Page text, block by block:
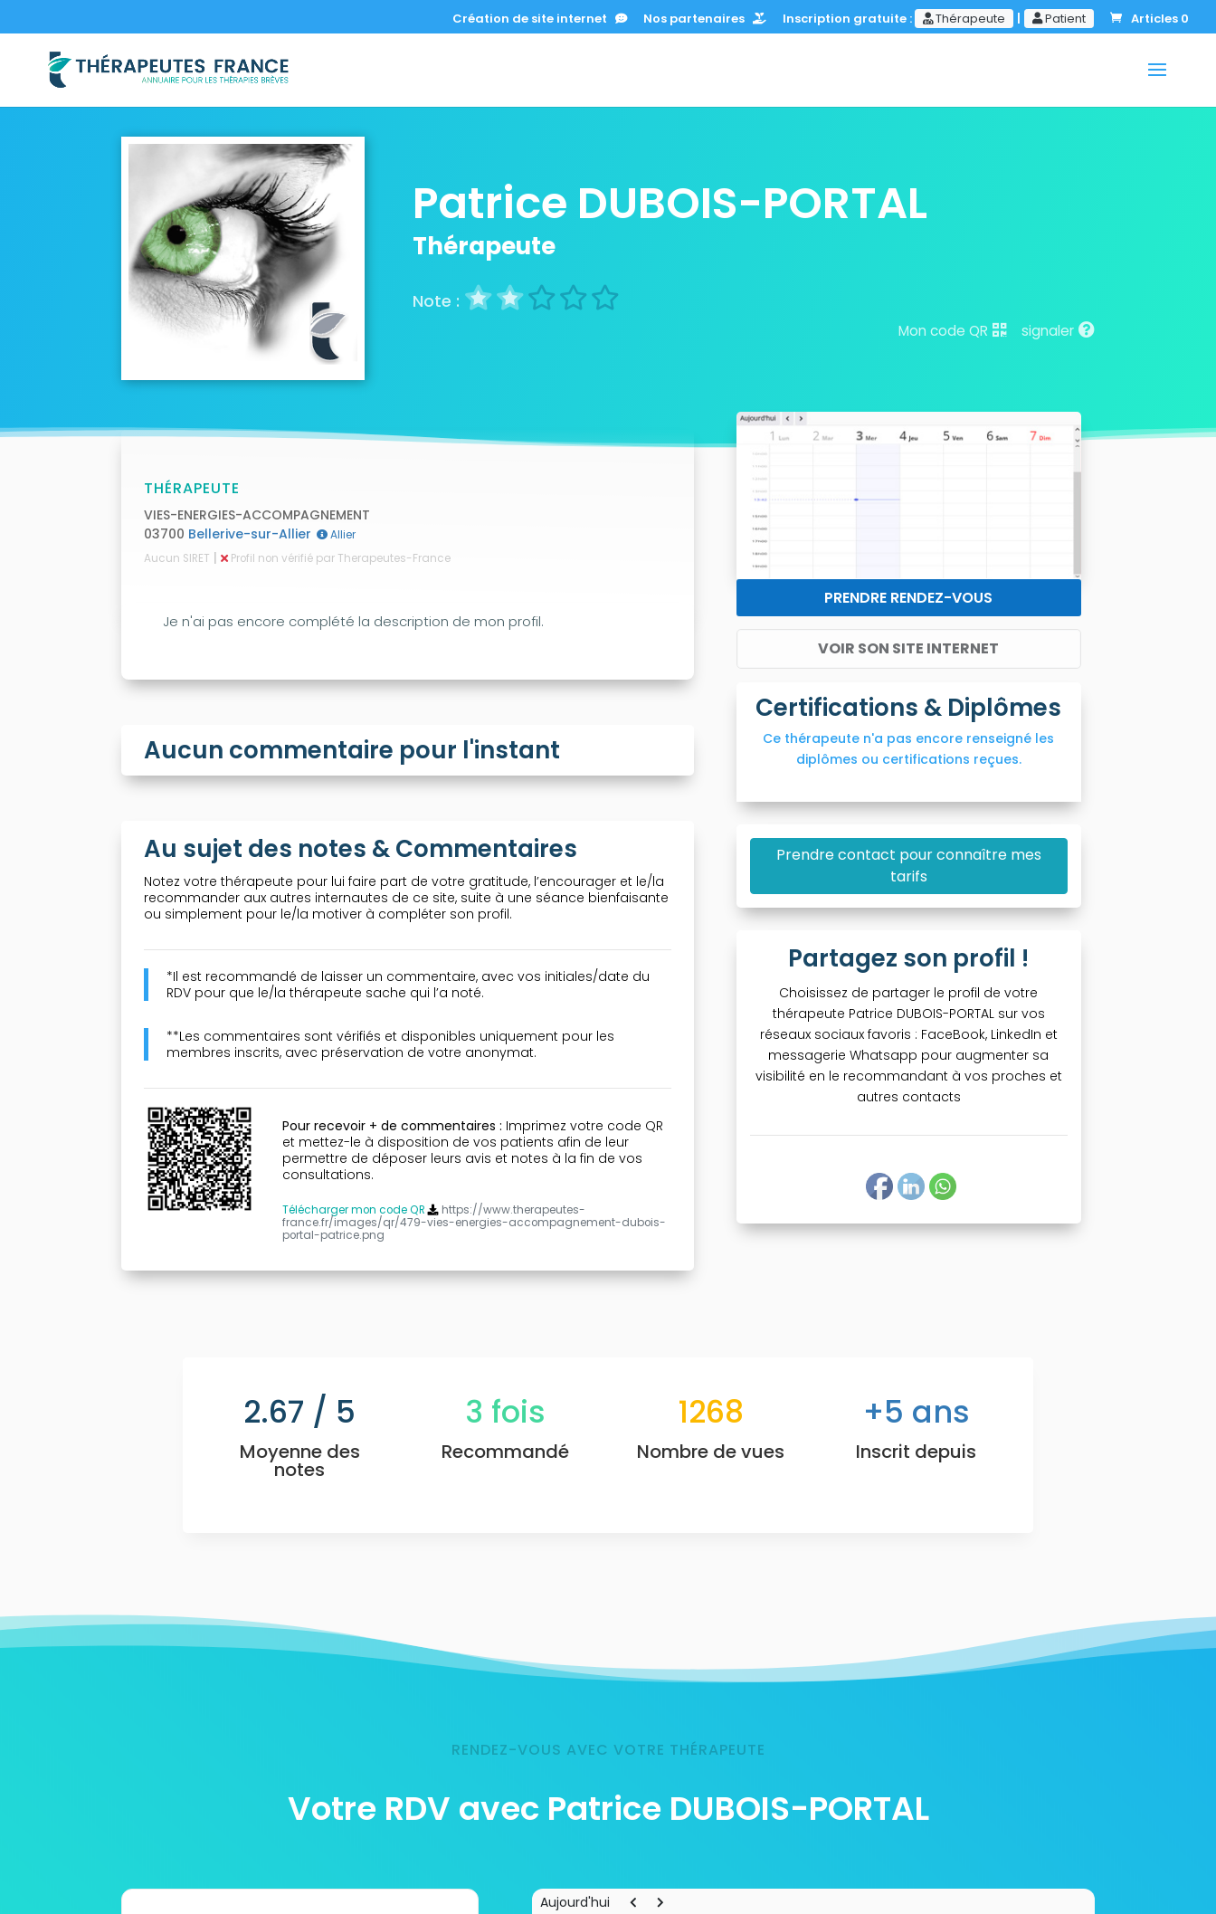
Création de site internet Nos partenaires Inscription gratuite : Thérapeute | Patient Articles 0
Patrice DUBOIS-PORTAL
Thérapeute
signaler
Mon code QR
THÉRAPEUTE
VIES-ENERGIES-ACCOMPAGNEMENT
03700 Bellerive-sur-Allier
Allier
Aucun SIRET | Profil non vérifié par Therapeutes-France
Je n'ai pas encore complété la description de mon profil.
Aucun commentaire pour l'instant
Au sujet des notes & Commentaires
Notez votre thérapeute pour lui faire part de votre gratitude, l’encourager et le/la
recommander aux autres internautes de ce site, suite à une séance bienfaisante
ou simplement pour le/la motiver à compléter son profil.
*Il est recommandé de laisser un commentaire, avec vos initiales/date du
RDV pour que le/la thérapeute sache qui l’a noté.
**Les commentaires sont vérifiés et disponibles uniquement pour les
membres inscrits, avec préservation de votre anonymat.
Pour recevoir + de commentaires : Imprimez votre code QR
et mettez-le à disposition de vos patients afin de leur
permettre de déposer leurs avis et notes à la fin de vos
consultations.
Télécharger mon code QR
https://www.therapeutes-
france.fr/images/qr/479-vies-energies-accompagnement-dubois-
portal-patrice.png
PRENDRE RENDEZ-VOUS
VOIR SON SITE INTERNET
Certifications & Diplômes
Ce thérapeute n'a pas encore renseigné les
diplômes ou certifications reçues.
Prendre contact pour connaître mes
tarifs
Partagez son profil !
Choisissez de partager le profil de votre
thérapeute Patrice DUBOIS-PORTAL sur vos
réseaux sociaux favoris : FaceBook, LinkedIn et
messagerie Whatsapp pour augmenter sa
visibilité en le recommandant à vos proches et
autres contacts
2.67 / 5
Moyenne des
notes
3 fois
Recommandé
1268
Nombre de vues
5 ans
Inscrit depuis
RENDEZ-VOUS AVEC VOTRE THÉRAPEUTE
Votre RDV avec Patrice DUBOIS-PORTAL
Aujourd'hui